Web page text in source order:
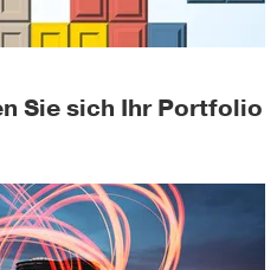
Sie sich Ihr Portfolio